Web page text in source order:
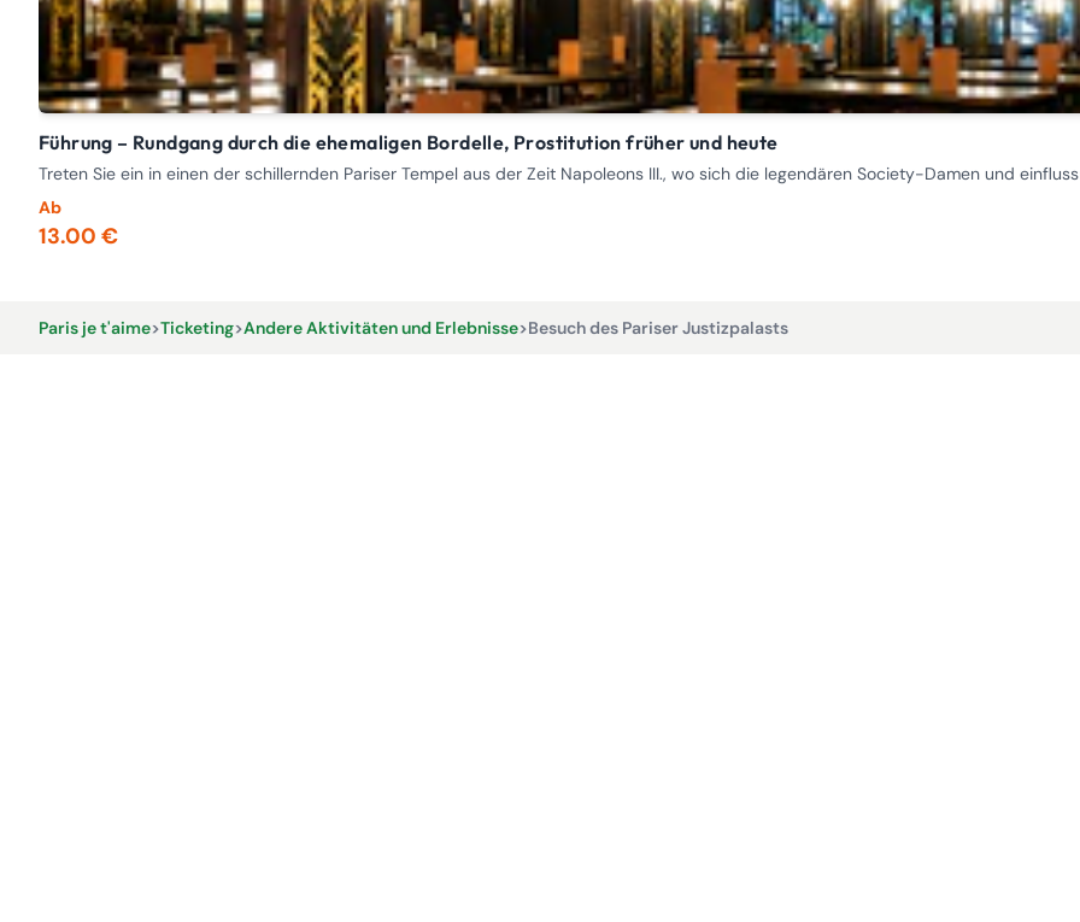
Führung – Rundgang durch die ehemaligen Bordelle, Prostitution früher und heute
Treten Sie ein in einen der schillernden Pariser Tempel aus der Zeit Napoleons III., wo sich die legendären Society-Damen und
Ab
13.00 €
Paris je t'aime>Ticketing>Andere Aktivitäten und Erlebnisse>Besuch des Pariser Justizpalasts